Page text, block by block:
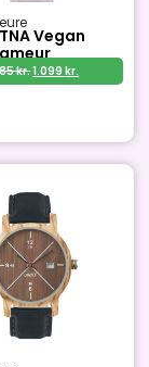
Vegan
kr.1.099kr.